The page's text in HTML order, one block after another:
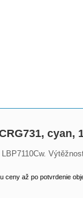
cyan,
ceny až po potvrdenie